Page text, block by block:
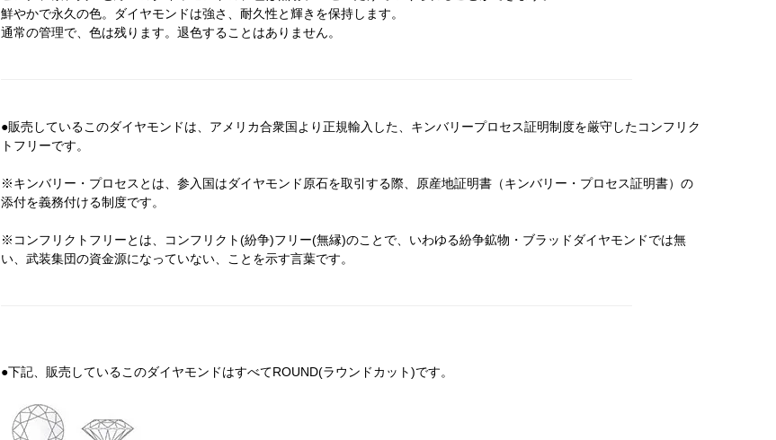
鮮やかで永久の色。ダイヤモンドは強さ、耐久性と輝きを保持します。
通常の管理で、色は残ります。退色することはありません。
●販売しているこのダイヤモンドは、アメリカ合衆国より正規輸入した、キンバリープロセス証明制度を厳守したコンフリク
トフリーです。
※キンバリー・プロセスとは、参入国はダイヤモンド原石を取引する際、原産地証明書（キンバリー・プロセス証明書）の
添付を義務付ける制度です。
※コンフリクトフリーとは、コンフリクト(紛争)フリー(無縁)のことで、いわゆる紛争鉱物・ブラッドダイヤモンドでは無
い、武装集団の資金源になっていない、ことを示す言葉です。
●下記、販売しているこのダイヤモンドはすべてROUND(ラウンドカット)です。